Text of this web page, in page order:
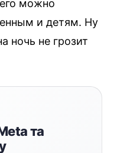
можно
и детям. Ну
ночь не грозит
та